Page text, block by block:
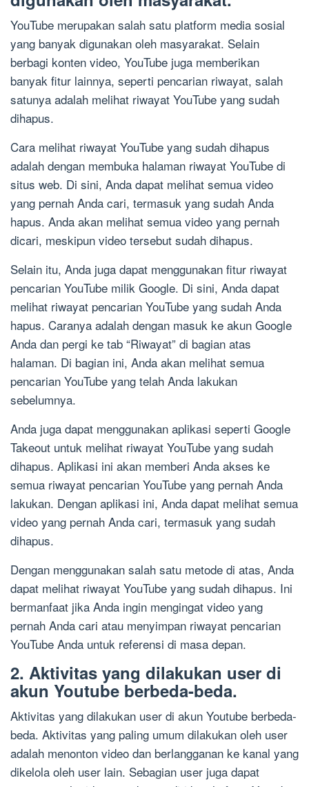
YouTube merupakan salah satu platform media sosial
yang banyak digunakan oleh masyarakat. Selain
berbagi konten video, YouTube juga memberikan
banyak fitur lainnya, seperti pencarian riwayat, salah
satunya adalah melihat riwayat YouTube yang sudah
dihapus.
Cara melihat riwayat YouTube yang sudah dihapus
adalah dengan membuka halaman riwayat YouTube di
situs web. Di sini, Anda dapat melihat semua video
yang pernah Anda cari, termasuk yang sudah Anda
hapus. Anda akan melihat semua video yang pernah
dicari, meskipun video tersebut sudah dihapus.
Selain itu, Anda juga dapat menggunakan fitur riwayat
pencarian YouTube milik Google. Di sini, Anda dapat
melihat riwayat pencarian YouTube yang sudah Anda
hapus. Caranya adalah dengan masuk ke akun Google
Anda dan pergi ke tab “Riwayat” di bagian atas
halaman. Di bagian ini, Anda akan melihat semua
pencarian YouTube yang telah Anda lakukan
sebelumnya.
Anda juga dapat menggunakan aplikasi seperti Google
Takeout untuk melihat riwayat YouTube yang sudah
dihapus. Aplikasi ini akan memberi Anda akses ke
semua riwayat pencarian YouTube yang pernah Anda
lakukan. Dengan aplikasi ini, Anda dapat melihat semua
video yang pernah Anda cari, termasuk yang sudah
dihapus.
Dengan menggunakan salah satu metode di atas, Anda
dapat melihat riwayat YouTube yang sudah dihapus. Ini
bermanfaat jika Anda ingin mengingat video yang
pernah Anda cari atau menyimpan riwayat pencarian
YouTube Anda untuk referensi di masa depan.
2. Aktivitas yang dilakukan user di
akun Youtube berbeda-beda.
Aktivitas yang dilakukan user di akun Youtube berbeda-
beda. Aktivitas yang paling umum dilakukan oleh user
adalah menonton video dan berlangganan ke kanal yang
dikelola oleh user lain. Sebagian user juga dapat